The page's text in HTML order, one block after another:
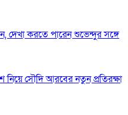
দেখা করতে পারেন শুভেন্দুর সঙ্গে
নিয়ে সৌদি আরবের নতুন প্রতিরক্ষা